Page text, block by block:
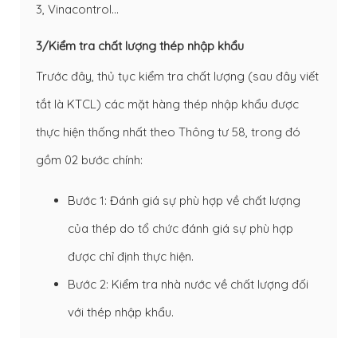
3, Vinacontrol…
3/Kiểm tra chất lượng thép nhập khẩu
Trước đây, thủ tục kiểm tra chất lượng (sau đây viết
tắt là KTCL) các mặt hàng thép nhập khẩu được
thực hiện thống nhất theo Thông tư 58, trong đó
gồm 02 bước chính:
Bước 1: Đánh giá sự phù hợp về chất lượng
của thép do tổ chức đánh giá sự phù hợp
được chỉ định thực hiện.
Bước 2: Kiểm tra nhà nước về chất lượng đối
với thép nhập khẩu.